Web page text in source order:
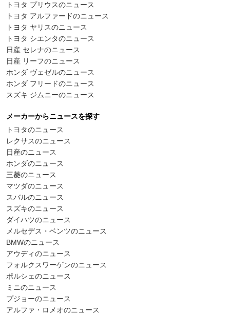
トヨタ プリウスのニュース
トヨタ アルファードのニュース
トヨタ ヤリスのニュース
トヨタ シエンタのニュース
日産 セレナのニュース
日産 リーフのニュース
ホンダ ヴェゼルのニュース
ホンダ フリードのニュース
スズキ ジムニーのニュース
メーカーからニュースを探す
トヨタのニュース
レクサスのニュース
日産のニュース
ホンダのニュース
三菱のニュース
マツダのニュース
スバルのニュース
スズキのニュース
ダイハツのニュース
メルセデス・ベンツのニュース
BMWのニュース
アウディのニュース
フォルクスワーゲンのニュース
ポルシェのニュース
ミニのニュース
プジョーのニュース
アルファ・ロメオのニュース